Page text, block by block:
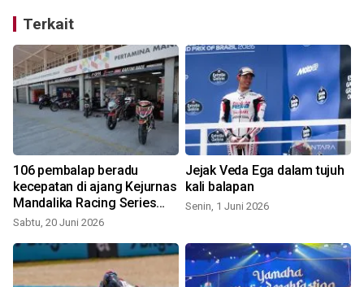
Terkait
106 pembalap beradu
kecepatan di ajang Kejurnas
Mandalika Racing Series
2026
Sabtu, 20 Juni 2026
Jejak Veda Ega dalam tujuh
kali balapan
Senin, 1 Juni 2026